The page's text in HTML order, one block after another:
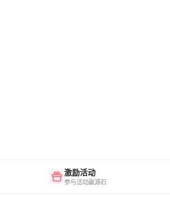
激励活动
参与活动赢源石